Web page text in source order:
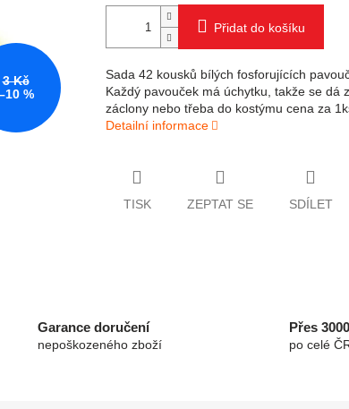
3 Kč
%
Přidat do košíku
Sada 42 kousků bílých fosforujících
Každý pavouček má úchytku, takže se dá
záclony nebo třeba do kostýmu cena za
Detailní informace
TISK ZEPTAT SE SDÍLET
Garance doručení
nepoškozeného zboží
Přes
po celé